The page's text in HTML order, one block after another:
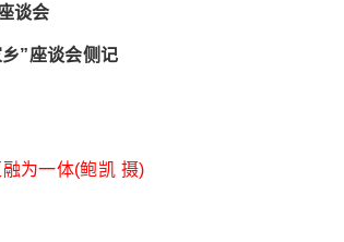
谈会
”座谈会侧记
为一体(鲍凯 摄)